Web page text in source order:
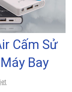
Cấm Sử
Bay